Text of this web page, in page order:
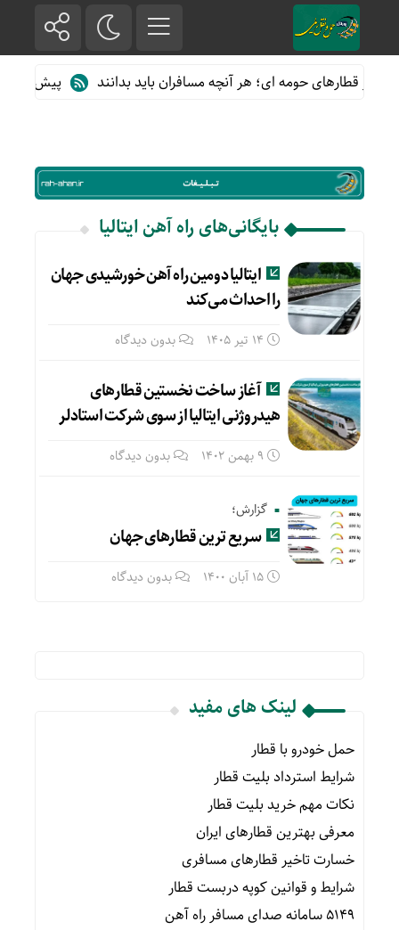
از قطارهای حومه ای؛ هر آنچه مسافران باید بدانند پیش فروش
بایگانی‌های راه آهن ایتالیا
ایتالیا دومین راه آهن خورشیدی جهان
را احداث می‌کند
14 تیر 1405 بدون دیدگاه
آغاز ساخت نخستین قطارهای
هیدروژنی ایتالیا از سوی شرکت استادلر
9 بهمن 1402 بدون دیدگاه
گزارش؛
سریع ترین قطارهای جهان
15 آبان 1400 بدون دیدگاه
لینک های مفید
حمل خودرو با قطار
شرایط استرداد بلیت قطار
نکات مهم خرید بلیت قطار
معرفی بهترین قطارهای ایران
خسارت تاخیر قطارهای مسافری
شرایط و قوانین کوپه دربست قطار
۵۱۴۹ سامانه صدای مسافر راه آهن